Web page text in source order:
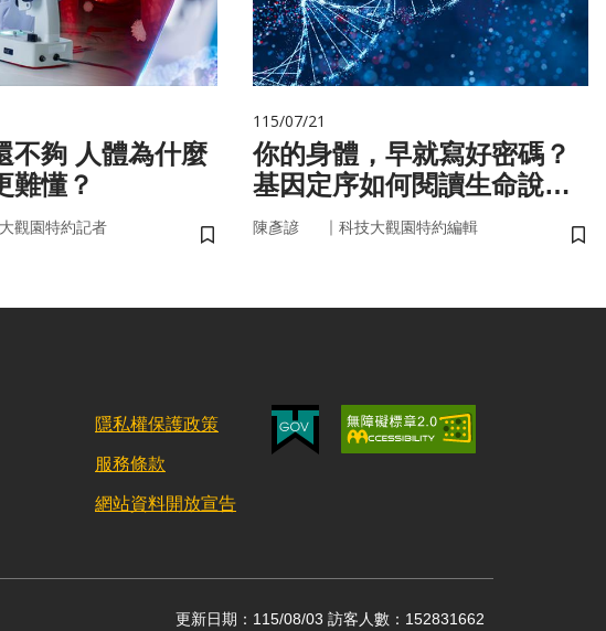
體為什麼
難懂？
觀園特約記者
儲存書籤
115/07/21
你的身體，早就寫好密碼？
基因定序如何閱讀生命說明
書
陳彥諺 ｜ 科技大觀園特約編輯
儲
隱私權保護政策
服務條款
網站資料開放宣告
更新日期：115/08/03 訪客人數：152831662